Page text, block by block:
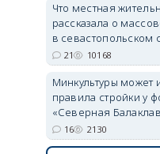
Что местная
рассказала о
в севастопольском
21 10168
Минкультуры может
правила стройки у
«Северная
16 2130